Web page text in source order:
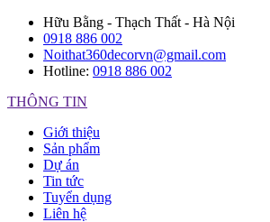
Hữu Bằng - Thạch Thất - Hà Nội
0918 886 002
Noithat360decorvn@gmail.com
Hotline: 0918 886 002
THÔNG TIN
Giới thiệu
Sản phẩm
Dự án
Tin tức
Tuyển dụng
Liên hệ